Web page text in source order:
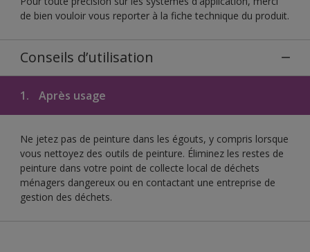
de bien vouloir vous reporter à la fiche technique du produit.
Conseils d’utilisation
1. Après usage
Ne jetez pas de peinture dans les égouts, y compris lorsque
vous nettoyez des outils de peinture. Éliminez les restes de
peinture dans votre point de collecte local de déchets
ménagers dangereux ou en contactant une entreprise de
gestion des déchets.